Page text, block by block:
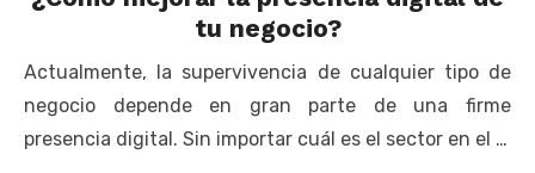
tu negocio?
Actualmente, la supervivencia de cualquier tipo de
negocio depende en gran parte de una firme
presencia digital. Sin importar cuál es el sector en el …